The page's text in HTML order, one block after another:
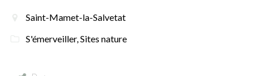
Saint-Mamet-la-Salvetat
S'émerveiller,Sites nature